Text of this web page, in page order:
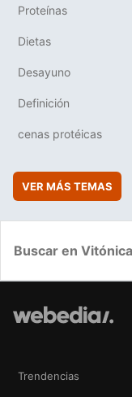
Proteínas
Dietas
Desayuno
Definición
cenas protéicas
VER MÁS TEMAS
Trendencias